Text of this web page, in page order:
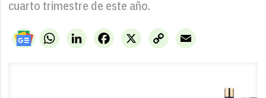
cuarto trimestre de este año.
WhatsAppLinkedIn X
Facebook
Copy
Link
Email